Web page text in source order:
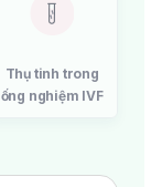
Thụ tinh trong
ống nghiệm IVF